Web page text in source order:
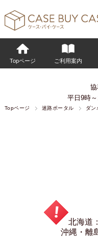
Topページ ご利用案内
平日9時
Topページ 迷路ポータル ダン
北海道
沖縄・離